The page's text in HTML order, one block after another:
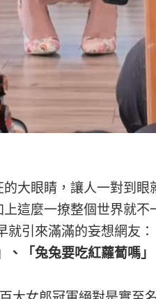
大眼睛，讓人一對到眼
這麼一撩整個世界就不
就引來滿滿的妄想網友：
、「兔兔要吃紅蘿蔔嗎」